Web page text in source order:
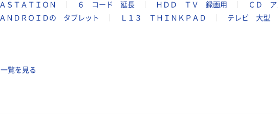
ＡＳＴＡＴＩＯＮ
６ コード 延長 ＨＤＤ ＴＶ 録画用 ＣＤ ア
ＡＮＤＲＯＩＤの タブレット
Ｌ１３ ＴＨＩＮＫＰＡＤ テレビ 大型
一覧を見る